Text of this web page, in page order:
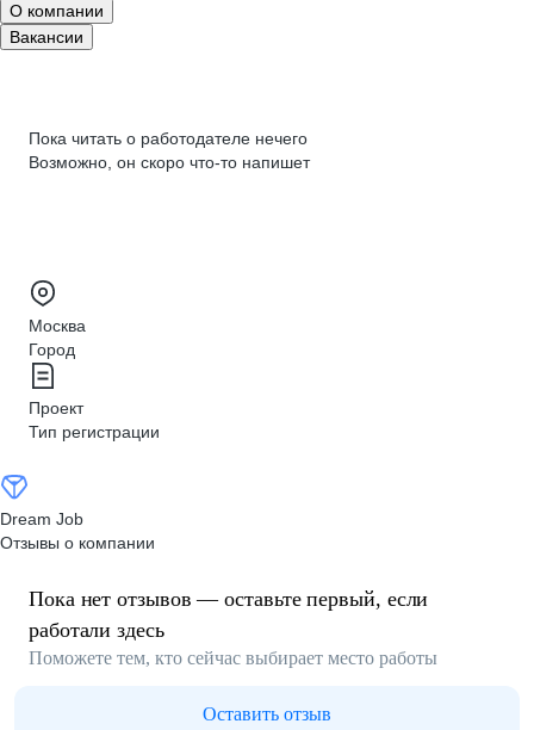
О компании
Вакансии
Пока читать о работодателе нечего
Возможно, он скоро что‑то напишет
Москва
Город
Проект
Тип регистрации
Dream Job
Отзывы о компании
Пока нет отзывов — оставьте первый, если
работали здесь
Поможете тем, кто сейчас выбирает место работы
Оставить отзыв